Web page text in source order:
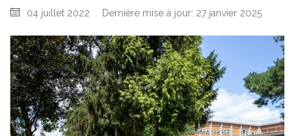
04 juillet 2022 Dernière mise à jour: 27 janvier 2025